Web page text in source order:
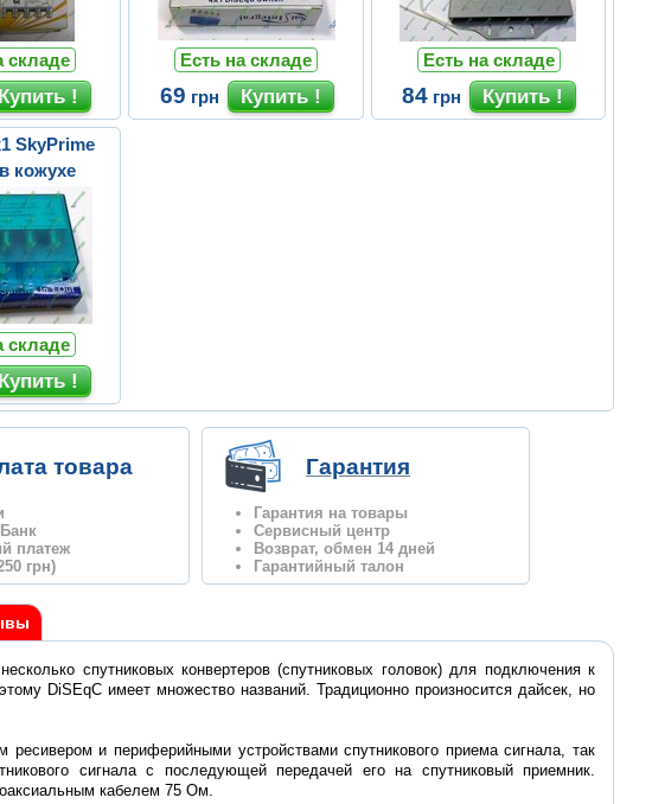
складе Есть на складе
69 грн
Есть на складе
84 грн
SkyPrime
кожухе
складе
товара
платеж
грн)
Гарантия
Гарантия на товары
Сервисный центр
Возврат, обмен 14 дней
Гарантийный талон
спутниковых конвертеров (спутниковых головок) для подключения к
DiSEqC имеет множество названий. Традиционно произносится дайсек, но
и периферийными устройствами спутникового приема сигнала, так
сигнала с последующей передачей его на спутниковый приемник.
кабелем 75 Ом.